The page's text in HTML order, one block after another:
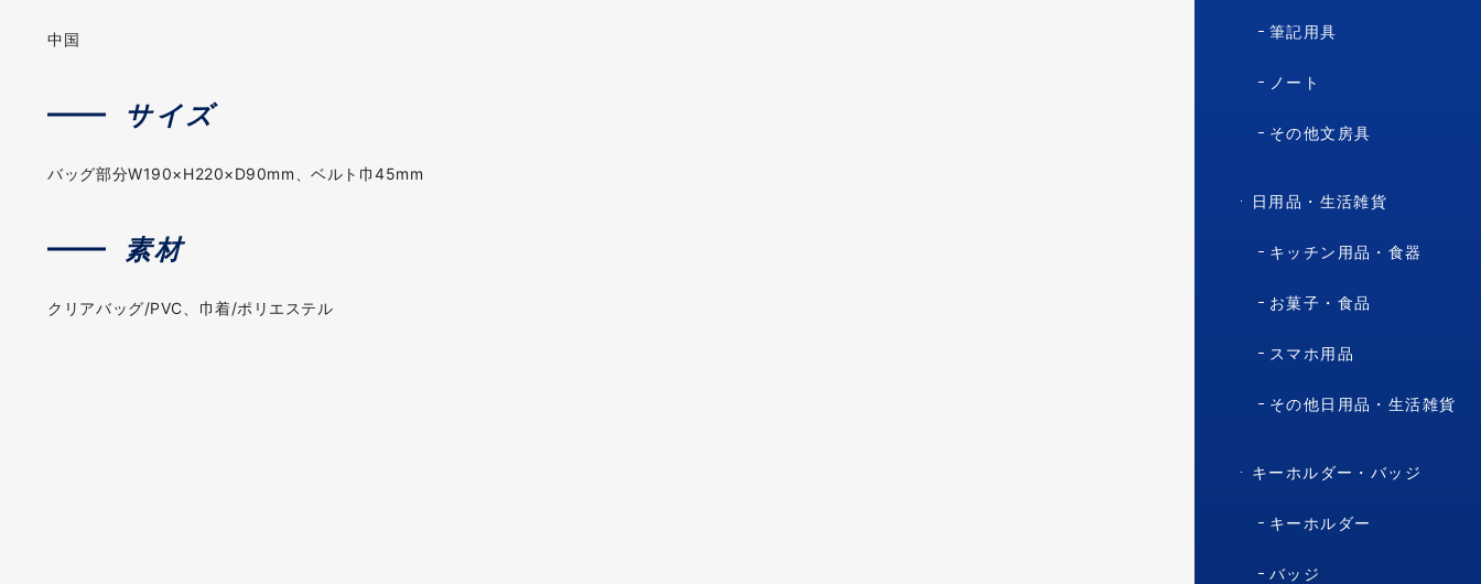
中国
サイズ
バッグ部分W190×H220×D90mm、ベルト巾45mm
素材
クリアバッグ/PVC、巾着/ポリエステル
筆記用具
ノート
その他文房具
日用品・生活雑貨
キッチン用品・食器
お菓子・食品
スマホ用品
その他日用品・生活雑貨
キーホルダー・バッジ
キーホルダー
バッジ